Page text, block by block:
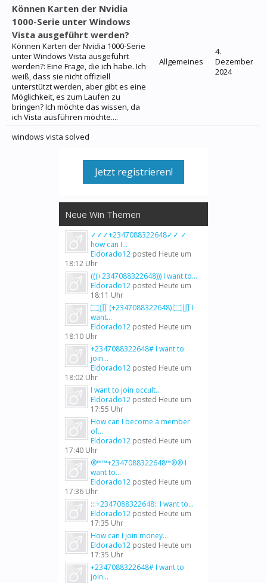
Können Karten der Nvidia
1000-Serie unter Windows
Vista ausgeführt werden?
Können Karten der Nvidia 1000-Serie
unter Windows Vista ausgeführt
werden?: Eine Frage, die ich habe. Ich
weiß, dass sie nicht offiziell
unterstützt werden, aber gibt es eine
Möglichkeit, es zum Laufen zu
bringen? Ich möchte das wissen, da
ich Vista ausführen möchte....
Allgemeines
4.
Dezember
2024
windows vista solved
Jetzt registrieren!
Neue Win Themen
✓✓✓+2347088322648✓✓ ✓
how can I...
Eldorado12 posted Heute um
18:12 Uhr
(((+2347088322648))) I want to...
Eldorado12 posted Heute um
18:11 Uhr
۝∭ (+2347088322648) ۝∭ I
want...
Eldorado12 posted Heute um
18:10 Uhr
+2347088322648# I want to
join...
Eldorado12 posted Heute um
18:02 Uhr
I want to join occult...
Eldorado12 posted Heute um
17:55 Uhr
How can I become a member
of...
Eldorado12 posted Heute um
17:40 Uhr
®™™+2347088322648™®® I
want to...
Eldorado12 posted Heute um
17:36 Uhr
:::+2347088322648:: I want to...
Eldorado12 posted Heute um
17:35 Uhr
How can I join money...
Eldorado12 posted Heute um
17:35 Uhr
+2347088322648# I want to
join...